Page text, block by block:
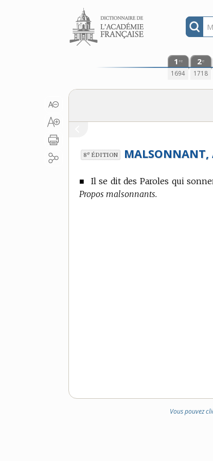
Aller au contenu
1 re
1694
2e
1718
8e ÉDITION MALSONNANT,
■ Il se dit des Paroles qui
Propos malsonnants.
Vous pouvez